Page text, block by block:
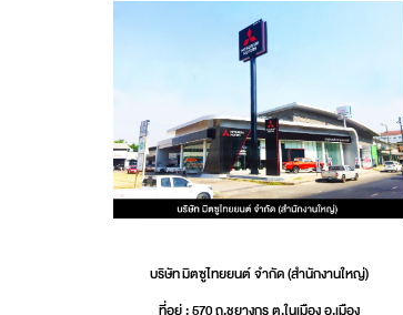
บริษัท มิตซูไทยยนต์ จำกัด (สำนักงานใหญ่)